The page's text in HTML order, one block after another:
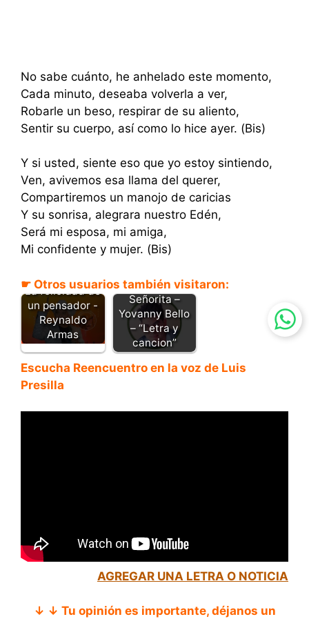
No sabe cuánto, he anhelado este momento,
Cada minuto, deseaba volverla a ver,
Robarle un beso, respirar de su aliento,
Sentir su cuerpo, así como lo hice ayer. (Bis)
Y si usted, siente eso que yo estoy sintiendo,
Ven, avivemos esa llama del querer,
Compartiremos un manojo de caricias
Y su sonrisa, alegrara nuestro Edén,
Será mi esposa, mi amiga,
Mi confidente y mujer. (Bis)
☛ Otros usuarios también visitaron:
La felicidad de
un pensador -
Reynaldo
Armas
Señorita –
Yovanny Bello
– “Letra y
cancion”
Escucha Reencuentro en la voz de Luis
Presilla
AGREGAR UNA LETRA O NOTICIA
↓ ↓ Tu opinión es importante, déjanos un